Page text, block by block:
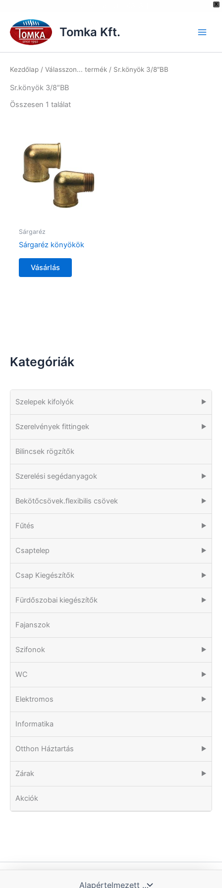
X
content
Tomka Kft.
Kategóriák
Szelepek kifolyók ▶
Szerelvények fittingek ▶
Bilincsek rögzítők
Szerelési segédanyagok ▶
Bekötőcsövek.flexibilis csövek ▶
Fűtés ▶
Csaptelep ▶
Csap Kiegészítők ▶
Fürdőszobai kiegészítők ▶
Fajanszok
Szifonok ▶
WC ▶
Elektromos ▶
Informatika
Otthon Háztartás ▶
Zárak ▶
Akciók
Kezdőlap / Válasszon... termék / Sr.könyök 3/8″BB
Sr.könyök 3/8″BB
Összesen 1 találat
Sárgaréz
Sárgaréz könyökök
Vásárlás
Copyright © 2026 Tomka Kft. | Powered by Blue Hill IT Solutions